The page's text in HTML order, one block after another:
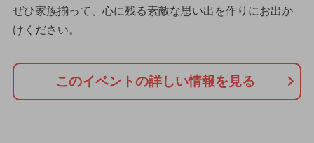
ぜひ家族揃って、心に残る素敵な思い出を作りにお出か
けください。
このイベントの詳しい情報を見る